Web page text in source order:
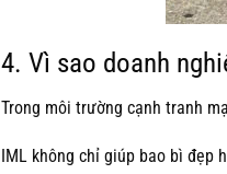
4. Vì sao doanh
Trong môi trường cạnh tranh
IML không chỉ giúp bao bì đẹp